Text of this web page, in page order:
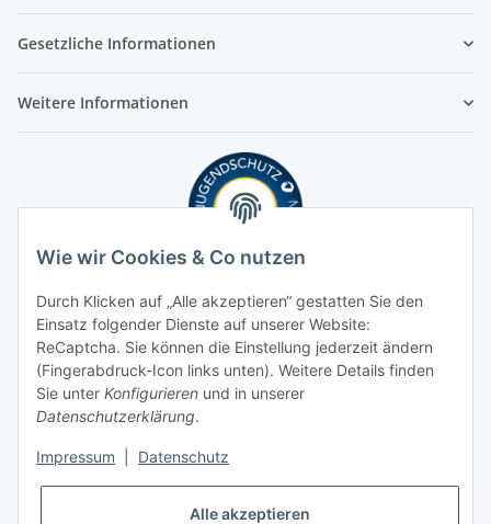
Gesetzliche Informationen
Weitere Informationen
Wie wir Cookies & Co nutzen
Durch Klicken auf „Alle akzeptieren“ gestatten Sie den
Einsatz folgender Dienste auf unserer Website:
ReCaptcha. Sie können die Einstellung jederzeit ändern
(Fingerabdruck-Icon links unten). Weitere Details finden
Sie unter Konfigurieren und in unserer
Datenschutzerklärung.
Impressum Datenschutz
Alle akzeptieren